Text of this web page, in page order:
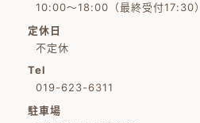
10:00～18:00（最終受付17:30）
定休日
不定休
Tel
019-623-6311
駐車場